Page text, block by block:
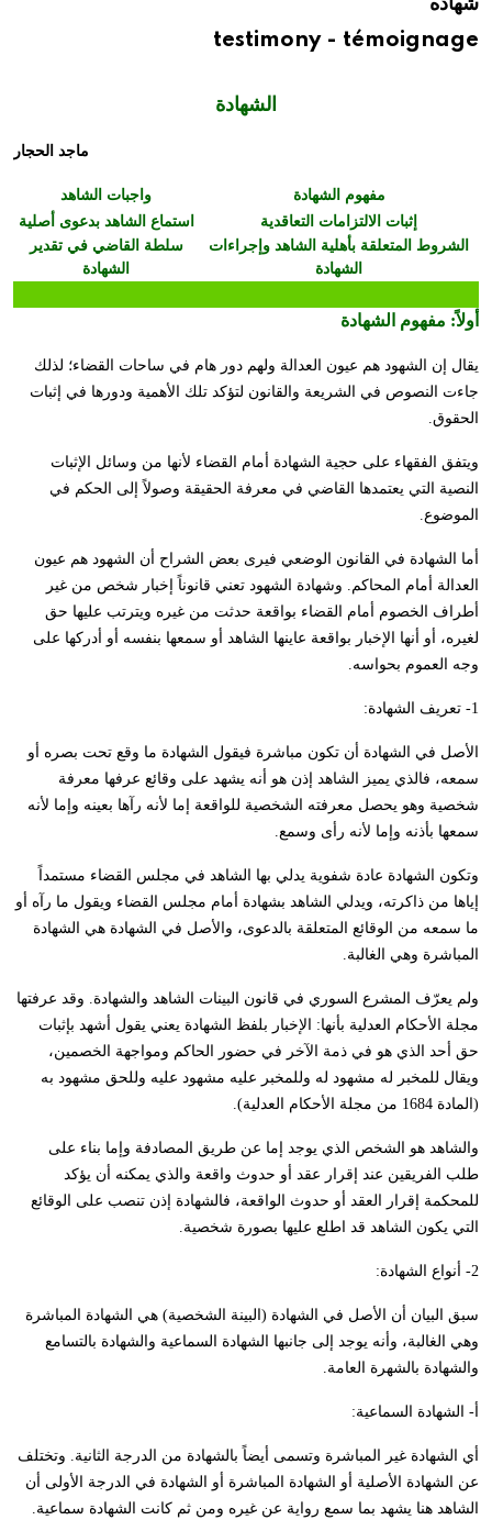
شهاده
testimony - témoignage
الشهادة
ماجد الحجار
مفهوم الشهادة
واجبات الشاهد
إثبات الالتزامات التعاقدية
استماع الشاهد بدعوى أصلية
الشروط المتعلقة بأهلية الشاهد وإجراءات
الشهادة
سلطة القاضي في تقدير
الشهادة
أولاً: مفهوم الشهادة
يقال إن الشهود هم عيون العدالة ولهم دور هام في ساحات القضاء؛ لذلك
جاءت النصوص في الشريعة والقانون لتؤكد تلك الأهمية ودورها في إثبات
الحقوق.
ويتفق الفقهاء على حجية الشهادة أمام القضاء لأنها من وسائل الإثبات
النصية التي يعتمدها القاضي في معرفة الحقيقة وصولاً إلى الحكم في
الموضوع.
أما الشهادة في القانون الوضعي فيرى بعض الشراح أن الشهود هم عيون
العدالة أمام المحاكم. وشهادة الشهود تعني قانوناً إخبار شخص من غير
أطراف الخصوم أمام القضاء بواقعة حدثت من غيره ويترتب عليها حق
لغيره، أو أنها الإخبار بواقعة عاينها الشاهد أو سمعها بنفسه أو أدركها على
وجه العموم بحواسه.
1- تعريف الشهادة:
الأصل في الشهادة أن تكون مباشرة فيقول الشهادة ما وقع تحت بصره أو
سمعه، فالذي يميز الشاهد إذن هو أنه يشهد على وقائع عرفها معرفة
شخصية وهو يحصل معرفته الشخصية للواقعة إما لأنه رآها بعينه وإما لأنه
سمعها بأذنه وإما لأنه رأى وسمع.
وتكون الشهادة عادة شفوية يدلي بها الشاهد في مجلس القضاء مستمداً
إياها من ذاكرته، ويدلي الشاهد بشهادة أمام مجلس القضاء ويقول ما رآه أو
ما سمعه من الوقائع المتعلقة بالدعوى، والأصل في الشهادة هي الشهادة
المباشرة وهي الغالبة.
ولم يعرّف المشرع السوري في قانون البينات الشاهد والشهادة. وقد عرفتها
مجلة الأحكام العدلية بأنها: الإخبار بلفظ الشهادة يعني يقول أشهد بإثبات
حق أحد الذي هو في ذمة الآخر في حضور الحاكم ومواجهة الخصمين،
ويقال للمخبر له مشهود له وللمخبر عليه مشهود عليه وللحق مشهود به
(المادة 1684 من مجلة الأحكام العدلية).
والشاهد هو الشخص الذي يوجد إما عن طريق المصادفة وإما بناء على
طلب الفريقين عند إقرار عقد أو حدوث واقعة والذي يمكنه أن يؤكد
للمحكمة إقرار العقد أو حدوث الواقعة، فالشهادة إذن تنصب على الوقائع
التي يكون الشاهد قد اطلع عليها بصورة شخصية.
2- أنواع الشهادة:
سبق البيان أن الأصل في الشهادة (البينة الشخصية) هي الشهادة المباشرة
وهي الغالبة، وأنه يوجد إلى جانبها الشهادة السماعية والشهادة بالتسامع
والشهادة بالشهرة العامة.
أ- الشهادة السماعية:
أي الشهادة غير المباشرة وتسمى أيضاً بالشهادة من الدرجة الثانية. وتختلف
عن الشهادة الأصلية أو الشهادة المباشرة أو الشهادة في الدرجة الأولى أن
الشاهد هنا يشهد بما سمع رواية عن غيره ومن ثم كانت الشهادة سماعية.